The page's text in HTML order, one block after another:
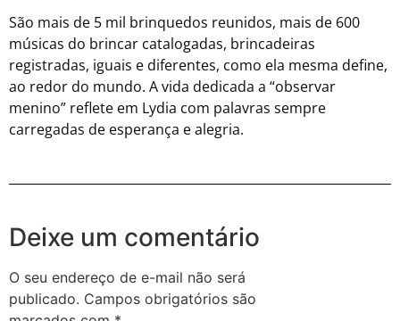
São mais de 5 mil brinquedos reunidos, mais de 600
músicas do brincar catalogadas, brincadeiras
registradas, iguais e diferentes, como ela mesma define,
ao redor do mundo. A vida dedicada a “observar
menino” reflete em Lydia com palavras sempre
carregadas de esperança e alegria.
Deixe um comentário
O seu endereço de e-mail não será
publicado. Campos obrigatórios são